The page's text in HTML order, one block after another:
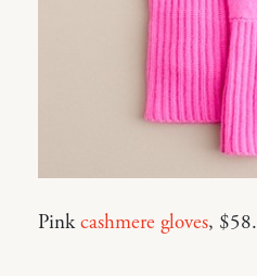
Pinkcashmere gloves, $58.